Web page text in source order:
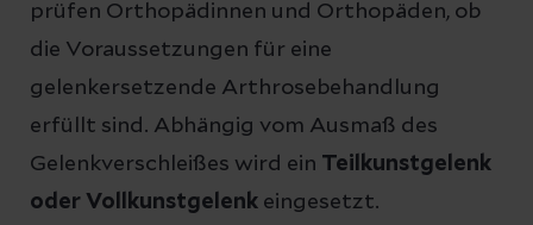
prüfen Orthopädinnen und Orthopäden, ob
die Voraussetzungen für eine
gelenkersetzende Arthrosebehandlung
erfüllt sind. Abhängig vom Ausmaß des
Gelenkverschleißes wird ein Teilkunstgelenk
oder Vollkunstgelenk eingesetzt.